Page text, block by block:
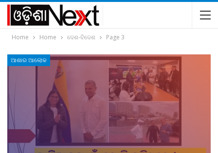
Home Home ଦେଶ-ବିଦେଶ Page 3
ଆଶାର ଆଲୋକ